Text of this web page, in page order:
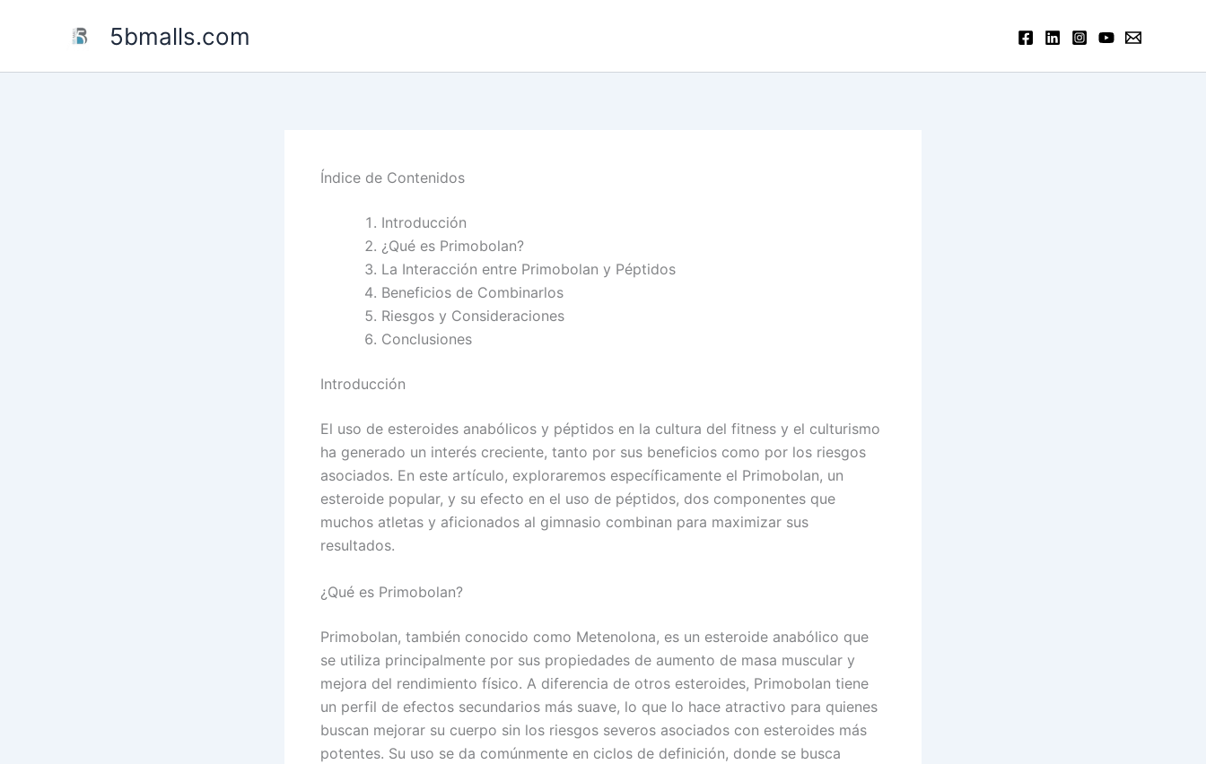
5bmalls.com
Índice de Contenidos
Introducción
¿Qué es Primobolan?
La Interacción entre Primobolan y Péptidos
Beneficios de Combinarlos
Riesgos y Consideraciones
Conclusiones
Introducción
El uso de esteroides anabólicos y péptidos en la cultura del fitness y el culturismo
ha generado un interés creciente, tanto por sus beneficios como por los riesgos
asociados. En este artículo, exploraremos específicamente el Primobolan, un
esteroide popular, y su efecto en el uso de péptidos, dos componentes que
muchos atletas y aficionados al gimnasio combinan para maximizar sus
resultados.
¿Qué es Primobolan?
Primobolan, también conocido como Metenolona, es un esteroide anabólico que
se utiliza principalmente por sus propiedades de aumento de masa muscular y
mejora del rendimiento físico. A diferencia de otros esteroides, Primobolan tiene
un perfil de efectos secundarios más suave, lo que lo hace atractivo para quienes
buscan mejorar su cuerpo sin los riesgos severos asociados con esteroides más
potentes. Su uso se da comúnmente en ciclos de definición, donde se busca